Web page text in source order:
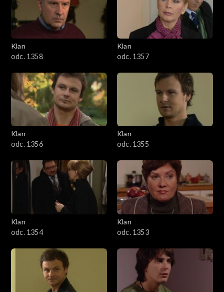
Klan
odc. 1358
Klan
odc. 1357
Klan
odc. 1356
Klan
odc. 1355
Klan
odc. 1354
Klan
odc. 1353